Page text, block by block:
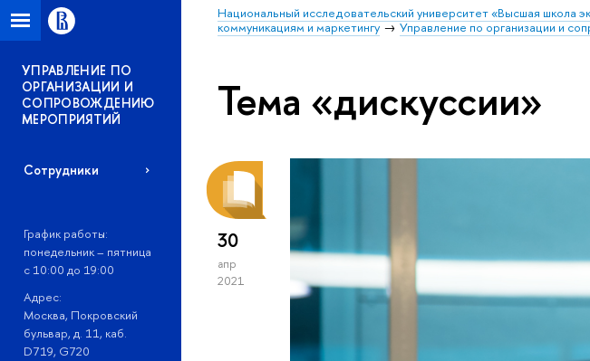
Национальный исследовательский университет «Высшая школа
коммуникациям и маркетингу
Управление по организации и
УПРАВЛЕНИЕ ПО
ОРГАНИЗАЦИИ И
СОПРОВОЖДЕНИЮ
МЕРОПРИЯТИЙ
Сотрудники
График работы:
понедельник – пятница
с 10:00 до 19:00
Адрес:
Москва, Покровский
бульвар, д. 11, каб.
D719, G720
Тема «дискуссии»
30
апр
2021